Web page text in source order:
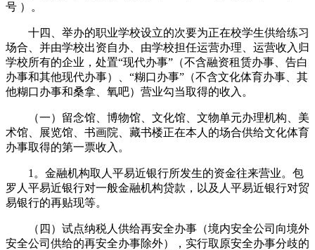
号 ）。
十四、举办的职业学校设立的次要为正在校学生供给练习
场合、并由学校出资自办、由学校担任运营办理、运营收入归
学校所有的企业，处置“现代办事”（不含融资租赁办事、告白
办事和其他现代办事）、“糊口办事”（不含文化体育办事、其
他糊口办事和桑拿、氧吧）营业勾当取得的收入。
（一）留念馆、博物馆、文化馆、文物单元办理机构、美
术馆、展览馆、书画院、藏书楼正在本人的场合供给文化体育
办事取得的第一票收入。
1。金融机构取人平易近银行所发生的资金往来营业。包
罗人平易近银行对一般金融机构贷款，以及人平易近银行对贸
易银行的再贴现等。
（四）试点纳税人供给再安全办事（境内安全公司向境外
安全公司供给的再安全办事除外），实行取原安全办事分歧的